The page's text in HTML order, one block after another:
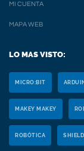
MI CUENTA
MAPA WEB
LO MAS VISTO:
MICRO:BIT
MAKEY MAKEY
ROBÓTICA